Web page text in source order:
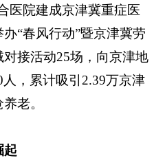
医院建成京津冀重症医
“春风行动”暨京津冀劳
接活动25场，向京津地
人，累计吸引2.39万京津
老。
起